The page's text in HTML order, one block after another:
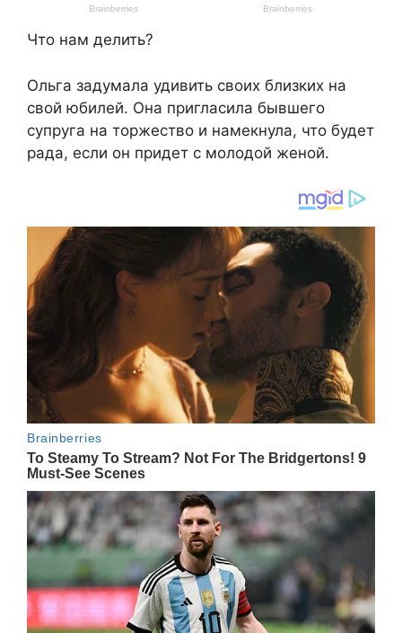
Что нам делить?
Ольга задумала удивить своих близких на
свой юбилей. Она пригласила бывшего
супруга на торжество и намекнула, что будет
рада, если он придет с молодой женой.